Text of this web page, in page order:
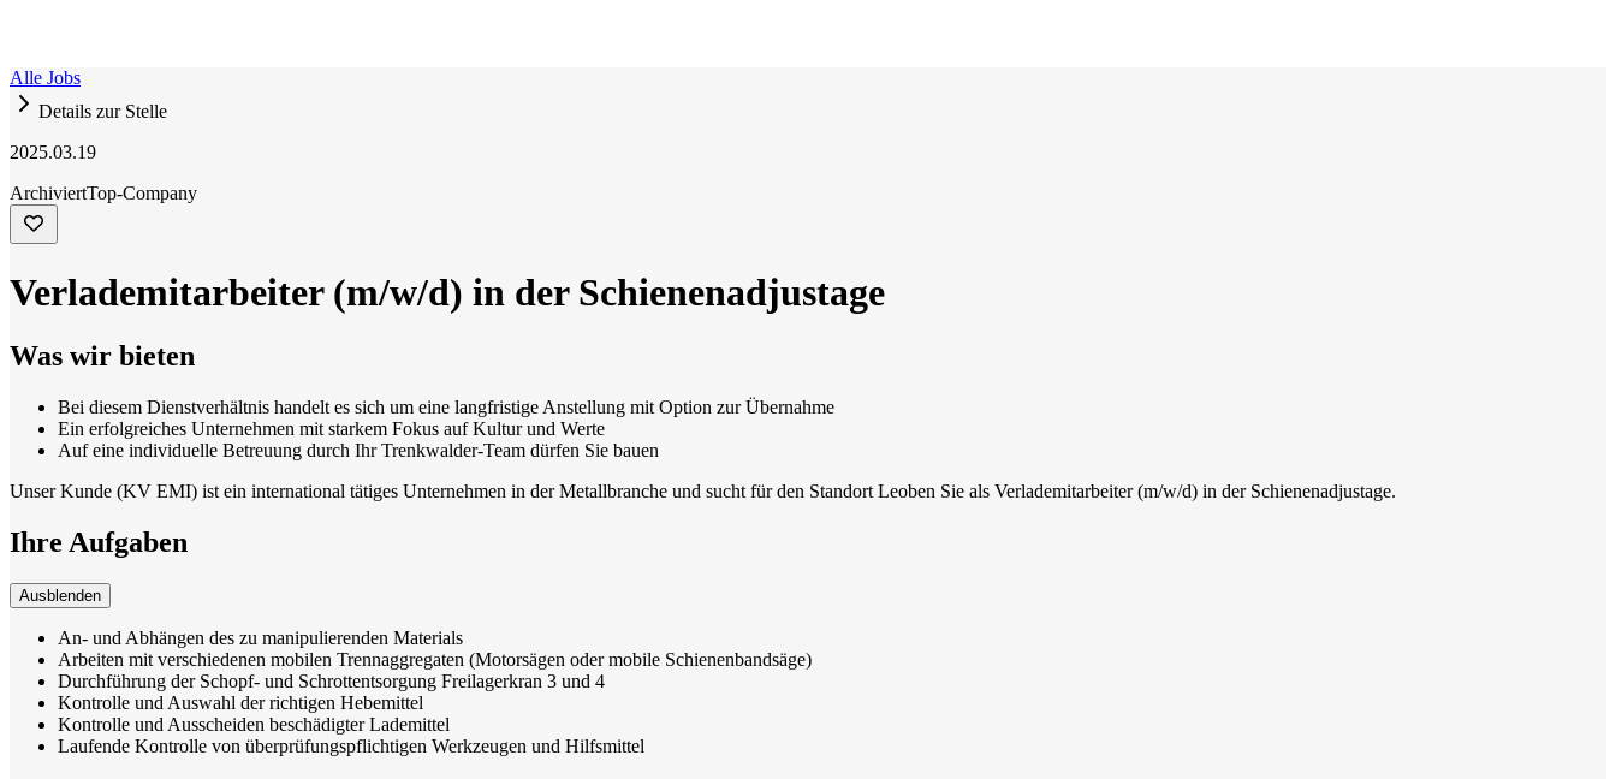
Alle Jobs
Details zur Stelle
2025.03.19
ArchiviertTop-Company
Verlademitarbeiter (m/w/d) in der Schienenadjustage
Was wir bieten
Bei diesem Dienstverhältnis handelt es sich um eine langfristige Anstellung mit Option zur Übernahme
Ein erfolgreiches Unternehmen mit starkem Fokus auf Kultur und Werte
Auf eine individuelle Betreuung durch Ihr Trenkwalder-Team dürfen Sie bauen
Unser Kunde (KV EMI) ist ein international tätiges Unternehmen in der Metallbranche und sucht für den Standort Leoben Sie als Verlademitarbeiter (m/w/d) in der Schienenadjustage.
Ihre Aufgaben
Ausblenden
An- und Abhängen des zu manipulierenden Materials
Arbeiten mit verschiedenen mobilen Trennaggregaten (Motorsägen oder mobile Schienenbandsäge)
Durchführung der Schopf- und Schrottentsorgung Freilagerkran 3 und 4
Kontrolle und Auswahl der richtigen Hebemittel
Kontrolle und Ausscheiden beschädigter Lademittel
Laufende Kontrolle von überprüfungspflichtigen Werkzeugen und Hilfsmittel